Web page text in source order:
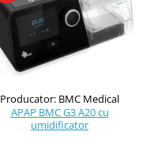
Producator: BMC Medical
APAP BMC G3 A20 cu
umidificator